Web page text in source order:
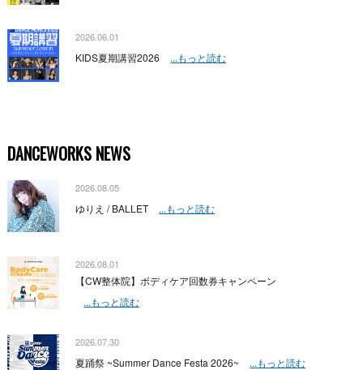
2026.06.01
KIDS夏期講習2026 ...もっと読む
DANCEWORKS NEWS
2026.08.05
ゆりえ / BALLET ...もっと読む
2026.08.01
【CW整体院】ボディケア回数券キャンペーン
...もっと読む
2026.07.30
夏踊祭 ~Summer Dance Festa 2026~ ...もっと読む